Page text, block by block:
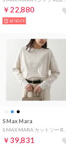
￥22,880
62%OFF
S Max Mara
￥39,831